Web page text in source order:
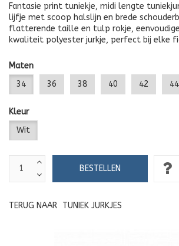
Fantasie print tuniekje, midi lengte
lijfje met scoop halslijn en brede
flatterende taille en tulp rokje,
kwaliteit polyester jurkje, perfect bij elke
Maten
34
36 38 40 42 44
Kleur
Wit
TERUG NAAR TUNIEK JURKJES